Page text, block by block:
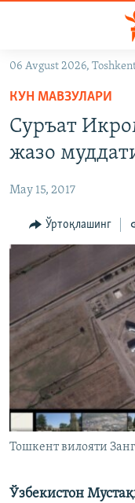
Асосий
навигацияга
ўтинг
Қидиришга
OZODARXIV
На русском
ИЖТИМОИЙ ТАРМОҚЛАР
Озодлик бошқа
06 Avgust 2026,
КУН МАВЗУЛАРИ
Суръат
жазо
May 15, 2017
Ўртоқлашинг
Тошкент вилояти
Ўзбекистон